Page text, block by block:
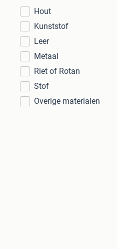
Hout
Kunststof
Leer
Metaal
Riet of Rotan
Stof
Overige materialen